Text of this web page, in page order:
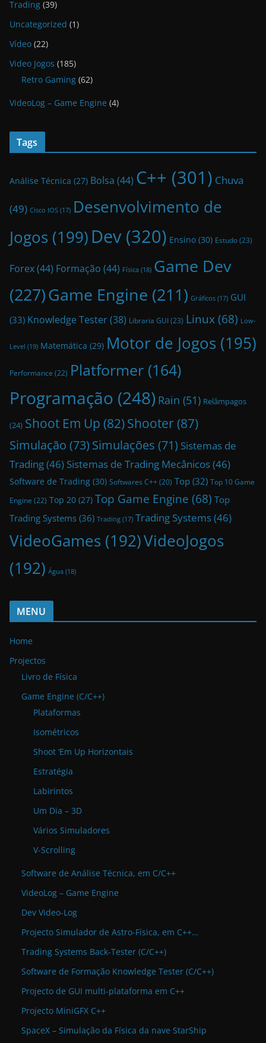
Trading (39)
Uncategorized (1)
Vídeo (22)
Video Jogos (185)
Retro Gaming (62)
VideoLog – Game Engine (4)
Tags
Análise Técnica (27) Bolsa (44) C++ (301) Chuva
(49) Cisco IOS (17) Desenvolvimento de
Jogos (199)Dev(320) Ensino (30) Estudo(23)
Forex(44) Formação (44) Física (18) Game Dev
(227)Game Engine (211) Gráficos (17) GUI
(33) Knowledge Tester(38) Libraria GUI(23) Linux(68) Low-
Level (19) Matemática (29) Motor de Jogos (195)
Performance (22) Platformer (164)
Programação (248) Rain (51) Relâmpagos
(24) Shoot Em Up (82)Shooter (87)
Simulação (73) Simulações (71) Sistemas de
Trading(46) Sistemas de Trading Mecânicos(46)
Software de Trading (30) Softwares C++ (20) Top (32) Top 10 Game
Engine (22) Top 20 (27) Top Game Engine (68) Top
Trading Systems (36) Trading (17) Trading Systems(46)
VideoGames (192)VideoJogos
(192) Água (18)
MENU
Home
Projectos
Livro de Física
Game Engine (C/C++)
Plataformas
Isométricos
Shoot ‘Em Up Horizontais
Estratégia
Labirintos
Um Dia – 3D
Vários Simuladores
V-Scrolling
Software de Análise Técnica, em C/C++
VideoLog – Game Engine
Dev Video-Log
Projecto Simulador de Astro-Física, em C++…
Trading Systems Back-Tester (C/C++)
Software de Formação Knowledge Tester (C/C++)
Projecto de GUI multi-plataforma em C++
Projecto MiniGFX C++
SpaceX – Simulação da Física da nave StarShip